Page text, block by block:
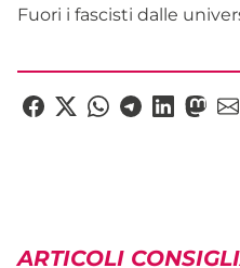
Fuori i fascisti dalle
ARTICOLI